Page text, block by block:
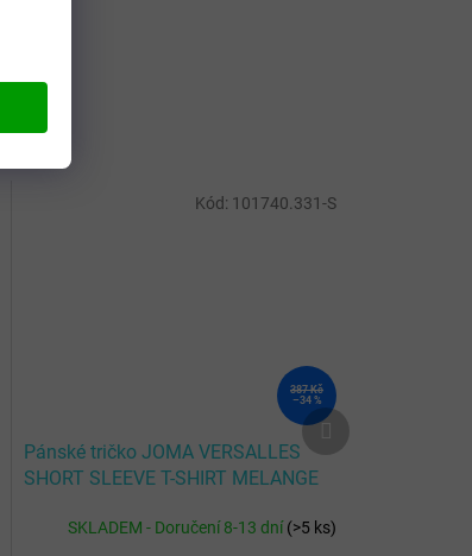
387 Kč
–34 %
Pánské tričko JOMA VERSALLES
SHORT SLEEVE T-SHIRT MELANGE
SKLADEM - Doručení 8-13 dní(>5 ks)
Kód: 101740.331-S
Další